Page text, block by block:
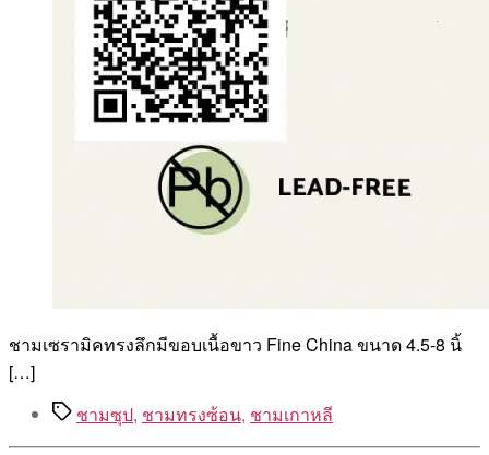
ชามเซรามิคทรงลึกมีขอบเนื้อขาว Fine China ขนาด 4.5-8 นิ้
[…]
Tagsชามซุป, ชามทรงซ้อน, ชามเกาหลี